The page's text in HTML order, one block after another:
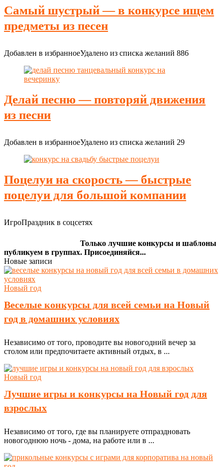
Самый шустрый — в конкурсе ищем
предметы из песен
Добавлен в избранноеУдалено из списка желаний 886
Делай песню — повторяй движения
из песни
Добавлен в избранноеУдалено из списка желаний 29
Поцелуи на скорость — быстрые
поцелуи для большой компании
ИгроПраздник в соцсетях
Только лучшие конкурсы и шаблоны
публикуем в группах. Присоединяйся...
Новые записи
Новый год
Веселые конкурсы для всей семьи на Новый
год в домашних условиях
Независимо от того, проводите вы новогодний вечер за
столом или предпочитаете активный отдых, в ...
Новый год
Лучшие игры и конкурсы на Новый год для
взрослых
Независимо от того, где вы планируете отпраздновать
новогоднюю ночь - дома, на работе или в ...